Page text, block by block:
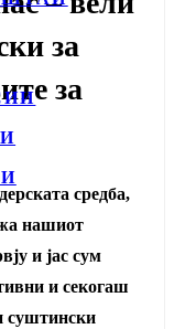
за
за
средба,
нашиот
и јас сум
и секогаш
суштински